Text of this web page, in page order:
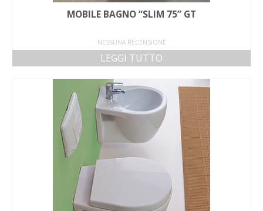
MOBILE BAGNO “SLIM 75” GT
NESSUNA RECENSIONE
LEGGI TUTTO